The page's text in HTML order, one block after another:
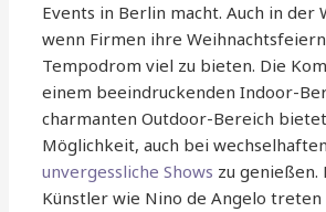
Events in Berlin macht. Auch in der
wenn Firmen ihre
Tempodrom viel zu bieten. Die
einem beeindruckenden Indoor-
charmanten Outdoor-Bereich
Möglichkeit, auch bei
unvergessliche Shows zu genießen.
Künstler wie Nino de Angelo treten